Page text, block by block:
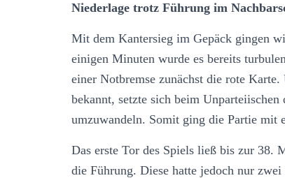
Niederlage trotz Führung im
Mit dem Kantersieg im Gepäck gingen
einigen Minuten wurde es bereits
einer Notbremse zunächst die rote
bekannt, setzte sich beim
umzuwandeln. Somit ging die Partie mit
Das erste Tor des Spiels ließ bis zur 38.
die Führung. Diese hatte jedoch nur